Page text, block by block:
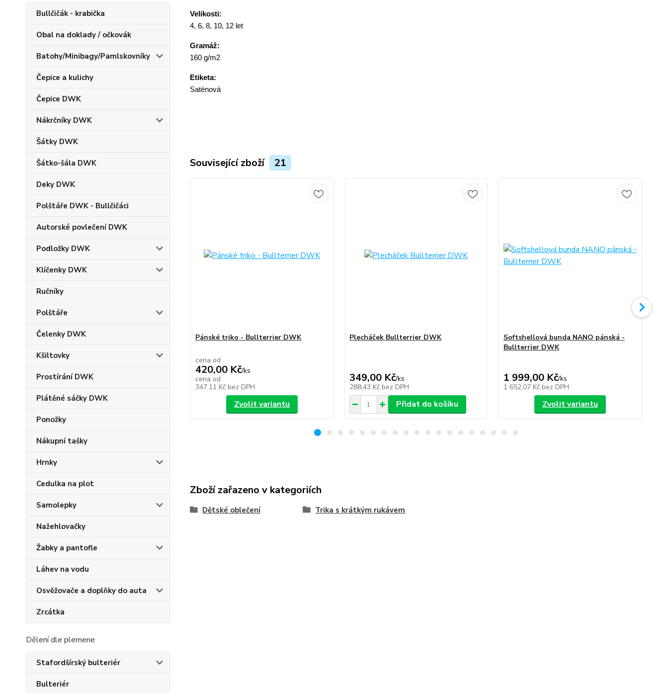
Bullčičák - krabička
Obal na doklady / očkovák
Batohy/Minibagy/Pamlskovníky
Čepice a kulichy
Čepice DWK
Nákrčníky DWK
Šátky DWK
Šátko-šála DWK
Deky DWK
Polštáře DWK - Bullčičáci
Autorské povlečení DWK
Podložky DWK
Klíčenky DWK
Ručníky
Polštáře
Čelenky DWK
Kšiltovky
Prostírání DWK
Plátěné sáčky DWK
Ponožky
Nákupní tašky
Hrnky
Cedulka na plot
Samolepky
Nažehlovačky
Žabky a pantofle
Láhev na vodu
Osvěžovače a doplňky do auta
Zrcátka
Dělení dle plemene
Stafordšírský bulteriér
Bulteriér
Velikosti:
4, 6, 8, 10, 12 let
Gramáž:
160 g/m2
Etiketa:
Saténová
Související zboží 21
Pánské triko - Bullterrier DWK
cena od
420,00 Kč/ks
cena od
347,11 Kč bez DPH
Zvolit variantu
Plecháček Bullterrier DWK
349,00 Kč/ks
288,43 Kč bez DPH
Přidat do košíku
Softshellová bunda NANO pánská -
Bullterrier DWK
1 999,00 Kč/ks
1 652,07 Kč bez DPH
Zvolit variantu
Zboží zařazeno v kategoriích
Dětské oblečení Trika s krátkým rukávem